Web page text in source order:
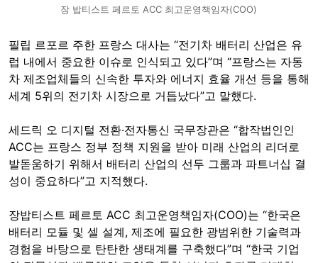
장 밥티스트 페르토 ACC 최고운영책임자(COO)
필립 르포르 주한 프랑스 대사는 “전기차 배터리 산업은 유
럽 내에서 중요한 이슈로 인식되고 있다”며 “프랑스는 자동
차 제조업체들의 신속한 투자와 에너지 효율 개선 등을 통해
세계 5위의 전기차 시장으로 거듭났다”고 말했다.
세드릭 오 디지털 전환·전자통신 국무장관은 “합작법인인
ACC는 프랑스 정부 정책 지원을 받아 미래 산업의 리더로
발돋움하기 위해서 배터리 산업의 선두 그룹과 파트너십 결
성이 중요하다”고 지적했다.
장밥티스트 페르토 ACC 최고운영책임자(COO)는 “한국은
배터리 모듈 및 셀 설계, 제조에 필요한 광범위한 기술력과
경험을 바탕으로 탄탄한 생태계를 구축했다”며 “한국 기업